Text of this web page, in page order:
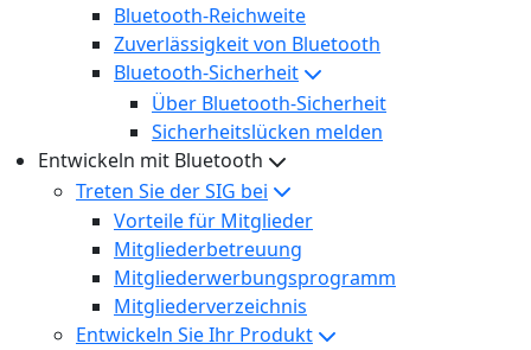
Bluetooth-Reichweite
Zuverlässigkeit von Bluetooth
Bluetooth-Sicherheit
Über Bluetooth-Sicherheit
Sicherheitslücken melden
Entwickeln mit Bluetooth
Treten Sie der SIG bei
Vorteile für Mitglieder
Mitgliederbetreuung
Mitgliederwerbungsprogramm
Mitgliederverzeichnis
Entwickeln Sie Ihr Produkt